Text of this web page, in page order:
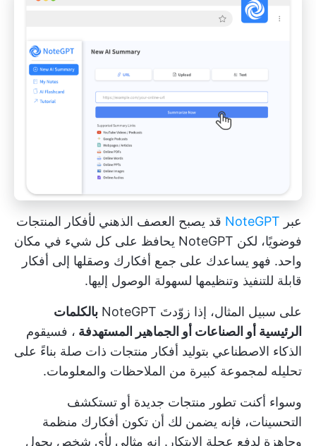
عبر NoteGPT قد يصبح العصف الذهني لأفكار المنتجات
فوضويًا، لكن NoteGPT يحافظ على كل شيء في مكان
واحد. فهو يساعدك على جمع أفكارك وصقلها إلى أفكار
قابلة للتنفيذ وتنظيمها لسهولة الوصول إليها.
على سبيل المثال، إذا زوّدتَ NoteGPT
بالكلمات
الرئيسية أو الصناعات أو الجماهير المستهدفة ، فسيقوم
الذكاء الاصطناعي بتوليد أفكار منتجات ذات صلة بناءً على
تحليله لمجموعة كبيرة من الملاحظات والمعلومات.
وسواء أكنت تطور منتجات جديدة أو تستكشف
التحسينات، فإنه يضمن لك أن تكون أفكارك منظمة
وجاهزة لدفع عجلة الابتكار. إنه مثالي لأي شخص يحول